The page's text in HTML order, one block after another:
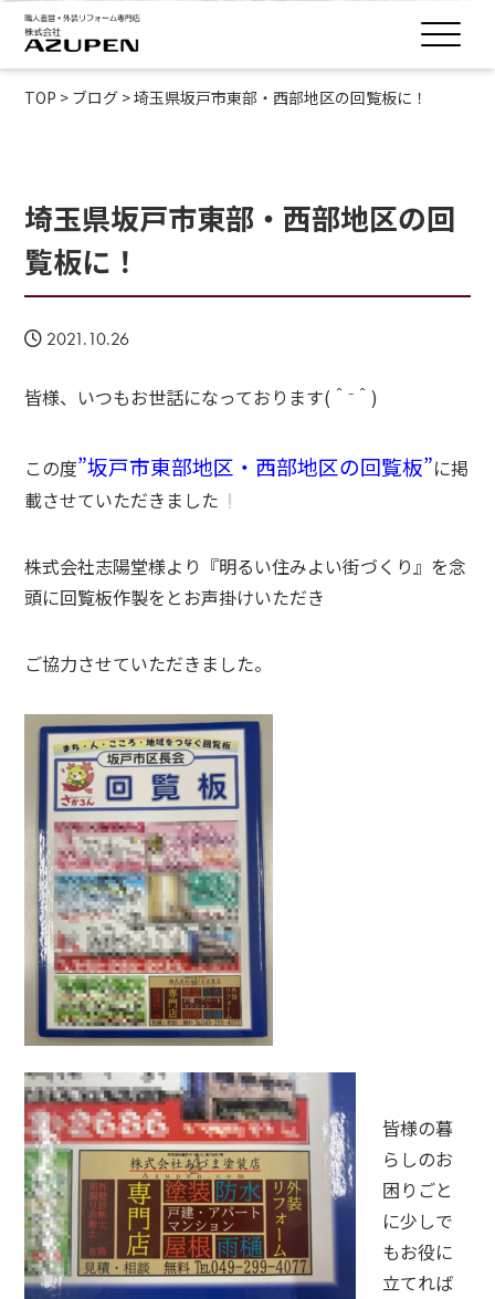
TOP > ブログ >埼玉県坂戸市東部・西部地区の回覧板に！
埼玉県坂戸市東部・西部地区の回
覧板に！
2021.10.26
皆様、いつもお世話になっております(＾⁻＾)
この度”坂戸市東部地区・西部地区の回覧板”に掲
載させていただきました
株式会社志陽堂様より『明るい住みよい街づくり』を念
頭に回覧板作製をとお声掛けいただき
ご協力させていただきました。
皆様の暮
らしのお
困りごと
に少しで
もお役に
立てれば